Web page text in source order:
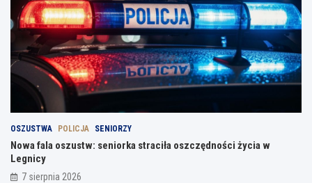
OSZUSTWA POLICJA SENIORZY
Nowa fala oszustw: seniorka straciła oszczędności życia w
Legnicy
7 sierpnia 2026